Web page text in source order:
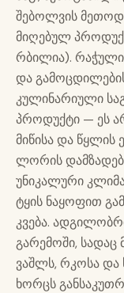
შებოლვის
მიღებულ
რბილია).
და
კულინარიული
პროდუქტი — ეს
მიწისა და წყლის
ლორის
უნიკალური
ტყის ნაყოფით
კვება.
გარემოში, სადაც
ვაშლს, რკოსა და
ხორცს